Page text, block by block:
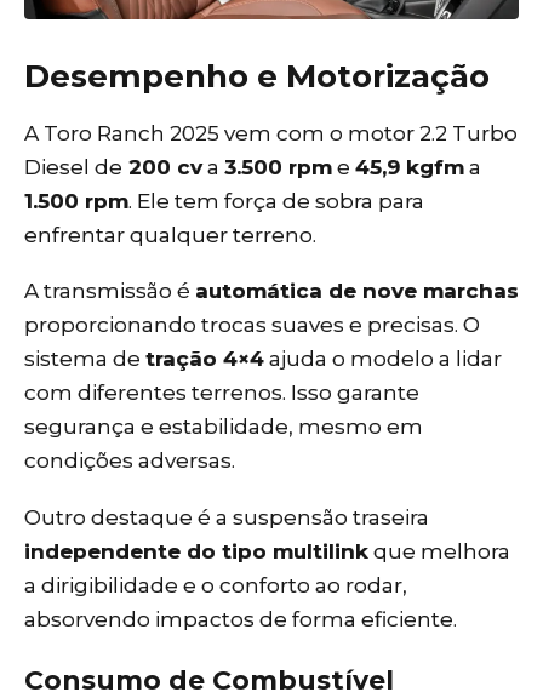
Desempenho e Motorização
A Toro Ranch 2025 vem com o motor 2.2 Turbo
Diesel de 200 cva 3.500 rpm e 45,9 kgfm a
1.500 rpm. Ele tem força de sobra para
enfrentar qualquer terreno.
A transmissão é automática de nove marchas
proporcionando trocas suaves e precisas. O
sistema de tração 4×4 ajuda o modelo a lidar
com diferentes terrenos. Isso garante
segurança e estabilidade, mesmo em
condições adversas.
Outro destaque é a suspensão traseira
independente do tipo multilink que melhora
a dirigibilidade e o conforto ao rodar,
absorvendo impactos de forma eficiente.
Consumo de Combustível